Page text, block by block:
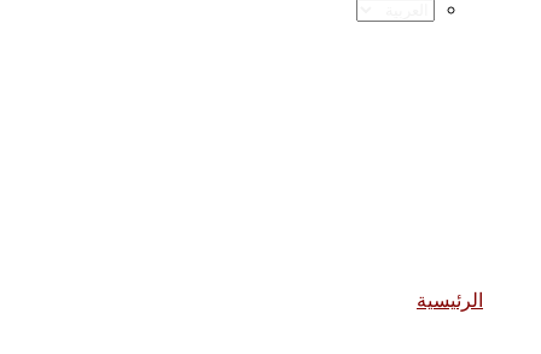
الرئيسية